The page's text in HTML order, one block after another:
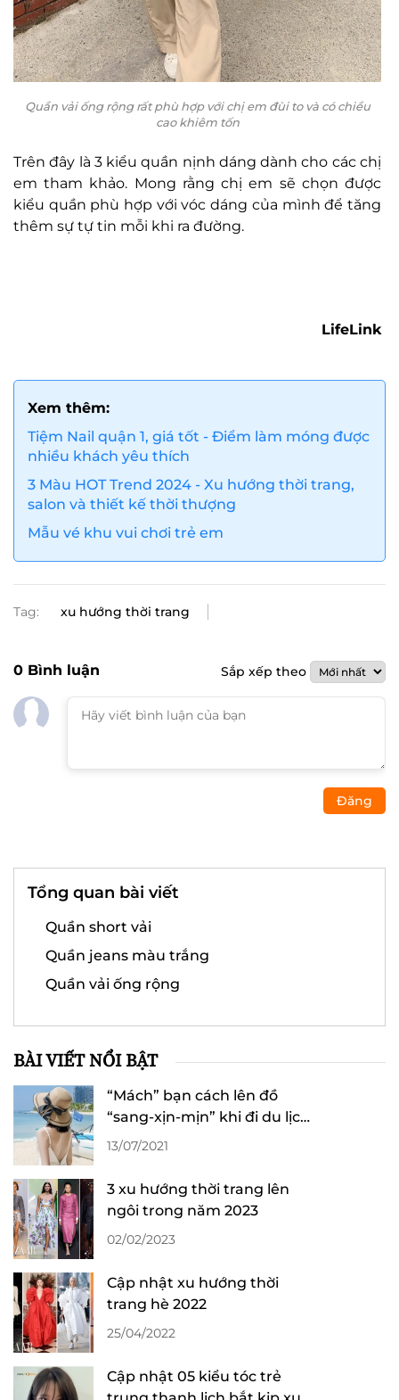
Quần vải ống rộng rất phù hợp với chị em đùi to và có chiều
cao khiêm tốn
Trên đây là 3 kiểu quần nịnh dáng dành cho các chị
em tham khảo. Mong rằng chị em sẽ chọn được
kiểu quần phù hợp với vóc dáng của mình để tăng
thêm sự tự tin mỗi khi ra đường.
LifeLink
Xem thêm:
Tiệm Nail quận 1, giá tốt - Điểm làm móng được
nhiều khách yêu thích
3 Màu HOT Trend 2024 - Xu hướng thời trang,
salon và thiết kế thời thượng
Mẫu vé khu vui chơi trẻ em
Tag: xu hướng thời trang
0 Bình luận Sắp xếp theo
Đăng
Tổng quan bài viết
Quần short vải
Quần jeans màu trắng
Quần vải ống rộng
BÀI VIẾT NỔI BẬT
“Mách” bạn cách lên đồ
“sang-xịn-mịn” khi đi du lịch
Hạ Long
13/07/2021
3 xu hướng thời trang lên
ngôi trong năm 2023
02/02/2023
Cập nhật xu hướng thời
trang hè 2022
25/04/2022
Cập nhật 05 kiểu tóc trẻ